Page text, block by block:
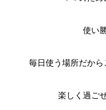
使い
毎日使う場所だから
楽しく過ご